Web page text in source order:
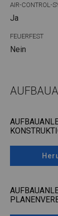
AIR-CONTROL-
Ja
FEUERFEST
Nein